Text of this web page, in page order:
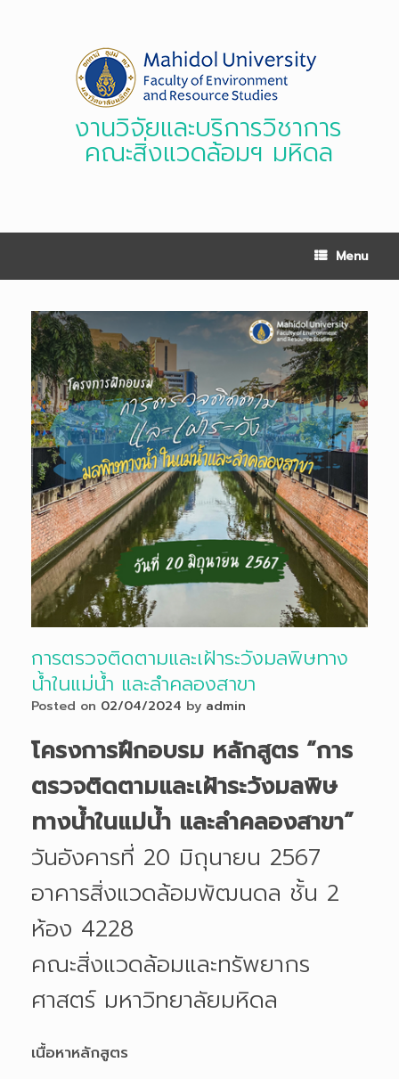
งานวิจัยและบริการวิชาการ
คณะสิ่งแวดล้อมฯ มหิดล
Menu
การตรวจติดตามและเฝ้าระวังมลพิษทาง
น้ำในแม่น้ำ และลำคลองสาขา
Posted on 02/04/2024 by admin
โครงการฝึกอบรม หลักสูตร “การ
ตรวจติดตามและเฝ้าระวังมลพิษ
ทางน้ำในแม่น้ำ และลำคลองสาขา”
วันอังคารที่ 20 มิถุนายน 2567
อาคารสิ่งแวดล้อมพัฒนดล ชั้น 2
ห้อง 4228
คณะสิ่งแวดล้อมและทรัพยากร
ศาสตร์ มหาวิทยาลัยมหิดล
เนื้อหาหลักสูตร